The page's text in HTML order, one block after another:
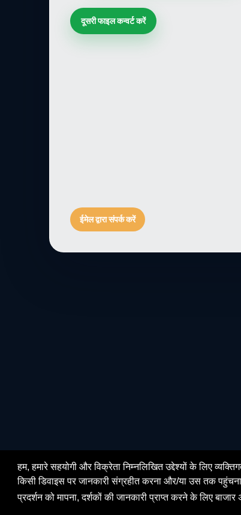
हम, हमारे सहयोगी और विक्रेता निम्नलिखित उद्देश्यों के लिए
किसी डिवाइस पर जानकारी संग्रहीत करना और/या उस तक
प्रदर्शन को मापना, दर्शकों की जानकारी प्राप्त करने के लिए
दूसरी फाइल कन्वर्ट करें
ईमेल द्वारा संपर्क करें